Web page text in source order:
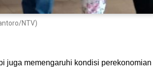
NTV)
juga memengaruhi kondisi perekonomian